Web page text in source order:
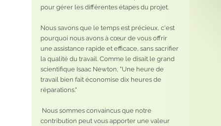
pour gérer les différentes étapes du projet.
Nous savons que le temps est précieux, c'est
pourquoi nous avons à cœur de vous offrir
une assistance rapide et efficace, sans sacrifier
la qualité du travail. Comme le disait le grand
scientifique Isaac Newton, "Une heure de
travail bien fait économise dix heures de
réparations."
contribution peut vous apporter une valeur